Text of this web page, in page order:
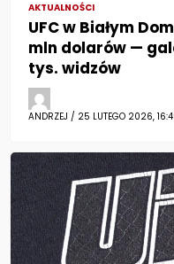
AKTUALNOŚCI
UFC w Białym
mln dolarów —
tys. widzów
ANDRZEJ / 25 LUTEGO 2026,